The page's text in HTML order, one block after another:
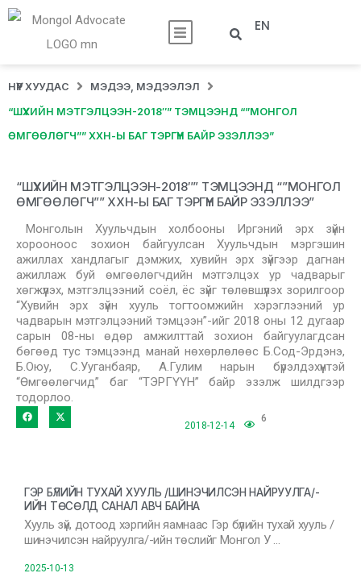
EN
НҮҮР ХУУДАС МЭДЭЭ, МЭДЭЭЛЭЛ
“ШҮҮХИЙН МЭТГЭЛЦЭЭН-2018″” ТЭМЦЭЭНД “”МОНГОЛ
ӨМГӨӨЛӨГЧ”” ХХН-Ы БАГ ТЭРГҮҮН БАЙР ЭЗЭЛЛЭЭ”
“ШҮҮХИЙН МЭТГЭЛЦЭЭН-2018″” ТЭМЦЭЭНД “”МОНГОЛ
ӨМГӨӨЛӨГЧ”” ХХН-Ы БАГ ТЭРГҮҮН БАЙР ЭЗЭЛЛЭЭ”
Монголын Хуульчдын холбооны Иргэний эрх зүйн
хорооноос зохион байгуулсан Хуульчдын мэргэшин
ажиллах хандлагыг дэмжих, хувийн эрх зүйгээр дагнан
ажиллаж буй өмгөөлөгчдийн мэтгэлцэх ур чадварыг
хөгжүүлэх, мэтгэлцээний соёл, ёс зүйг төлөвшүүлэх зорилгоор
“Хувийн эрх зүйн хууль тогтоомжийн хэрэглээний ур
чадварын мэтгэлцээний тэмцээн”-ийг 2018 оны 12 дугаар
сарын 08-ны өдөр амжилттай зохион байгуулагдсан
бөгөөд тус тэмцээнд манай нөхөрлөлөөс Б.Сод-Эрдэнэ,
Б.Оюу, С.Ууганбаяр, А.Гулим нарын бүрэлдэхүүнтэй
“Өмгөөлөгчид” баг “ТЭРГҮҮН” байр эзэлж шилдгээр
тодорлоо.
2018-12-14
6
ГЭР БҮЛИЙН ТУХАЙ ХУУЛЬ /ШИНЭЧИЛСЭН НАЙРУУЛГА/-
ИЙН ТӨСӨЛД САНАЛ АВЧ БАЙНА
Хууль зүй, дотоод хэргийн яамнаас Гэр бүлийн тухай хууль /
шинэчилсэн найруулга/-ийн төслийг Монгол У …
2025-10-13